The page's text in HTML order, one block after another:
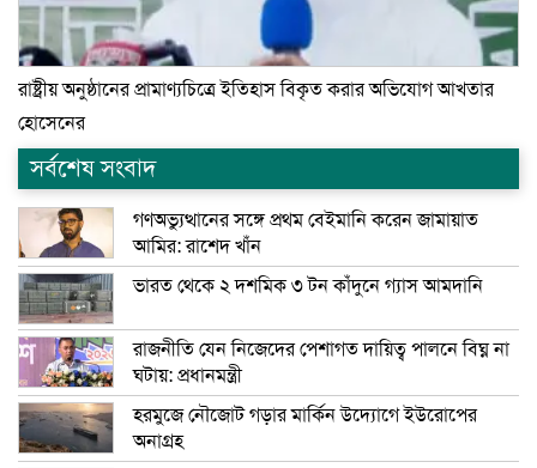
রাষ্ট্রীয় অনুষ্ঠানের প্রামাণ্যচিত্রে ইতিহাস বিকৃত করার অভিযোগ আখতার
হোসেনের
সর্বশেষ সংবাদ
গণঅভ্যুত্থানের সঙ্গে প্রথম বেইমানি করেন জামায়াত
আমির: রাশেদ খাঁন
ভারত থেকে ২ দশমিক ৩ টন কাঁদুনে গ্যাস আমদানি
রাজনীতি যেন নিজেদের পেশাগত দায়িত্ব পালনে বিঘ্ন না
ঘটায়: প্রধানমন্ত্রী
হরমুজে নৌজোট গড়ার মার্কিন উদ্যোগে ইউরোপের
অনাগ্রহ